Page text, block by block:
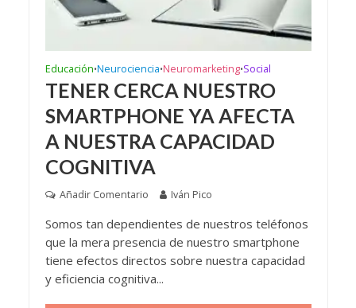
Educación•Neurociencia•Neuromarketing•Social
TENER CERCA NUESTRO
SMARTPHONE YA AFECTA
A NUESTRA CAPACIDAD
COGNITIVA
Añadir Comentario Iván Pico
Somos tan dependientes de nuestros teléfonos
que la mera presencia de nuestro smartphone
tiene efectos directos sobre nuestra capacidad
y eficiencia cognitiva...